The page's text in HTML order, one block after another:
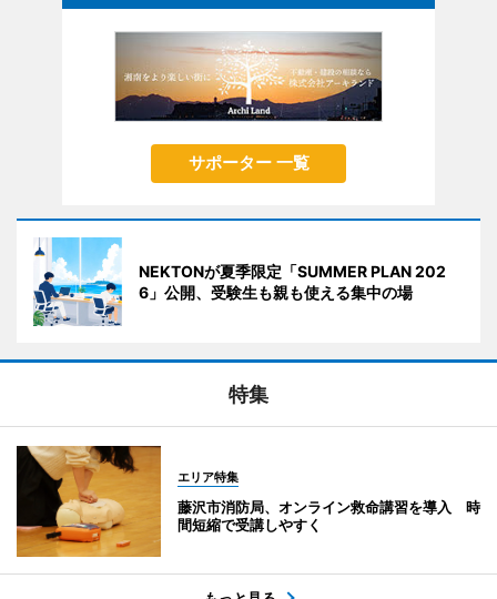
サポーター 一覧
NEKTONが夏季限定「SUMMER PLAN 202
6」公開、受験生も親も使える集中の場
特集
エリア特集
藤沢市消防局、オンライン救命講習を導入 時
間短縮で受講しやすく